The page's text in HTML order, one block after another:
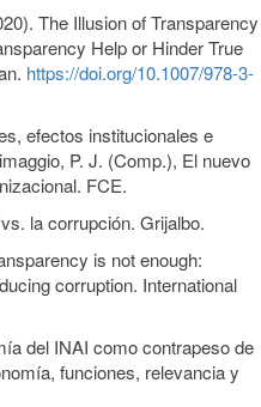
The Illusion of Transparency
Help or Hinder True
https://doi.org/10.1007/978-3-
efectos institucionales e
P. J. (Comp.), El nuevo
FCE.
la corrupción. Grijalbo.
is not enough:
corruption. International
del INAI como contrapeso de
funciones, relevancia y